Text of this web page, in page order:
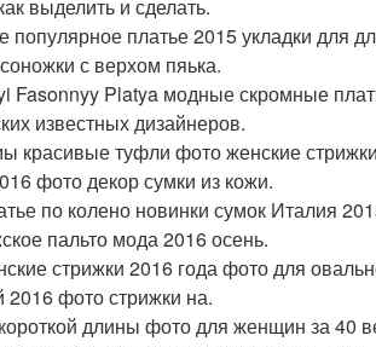
выделить и сделать.
популярное платье 2015 укладки для
с верхом пяька.
Fasonnyy Platya модные скромные
известных дизайнеров.
красивые туфли фото женские
фото декор сумки из кожи.
по колено новинки сумок Италия
пальто мода 2016 осень.
стрижки 2016 года фото для
2016 фото стрижки на.
длины фото для женщин за 40